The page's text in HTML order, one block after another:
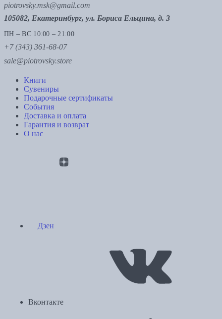
piotrovsky.msk@gmail.com
105082, Екатеринбург, ул. Бориса Ельцина, д. 3
ПН – ВС 10:00 – 21:00
+7 (343) 361-68-07
sale@piotrovsky.store
Книги
Сувениры
Подарочные сертификаты
События
Доставка и оплата
Гарантия и возврат
О нас
Дзен
Вконтакте